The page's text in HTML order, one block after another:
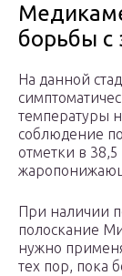
борьбы с
На данной
температуры
соблюдение
отметки в
При наличии
полоскание
нужно
тех пор, пока